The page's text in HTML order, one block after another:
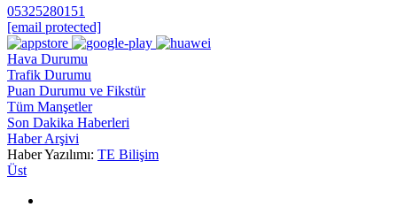
05325280151
[email protected]
Hava Durumu
Trafik Durumu
Puan Durumu ve Fikstür
Tüm Manşetler
Son Dakika Haberleri
Haber Arşivi
Haber Yazılımı: TE Bilişim
Üst